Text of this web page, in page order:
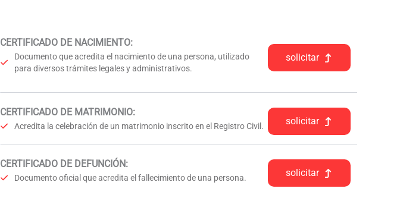
CERTIFICADO DE NACIMIENTO:
Documento que acredita el nacimiento de una persona, utilizado
para diversos trámites legales y administrativos.
solicitar
CERTIFICADO DE MATRIMONIO:
Acredita la celebración de un matrimonio inscrito en el Registro Civil. solicitar
CERTIFICADO DE DEFUNCIÓN:
Documento oficial que acredita el fallecimiento de una persona. solicitar